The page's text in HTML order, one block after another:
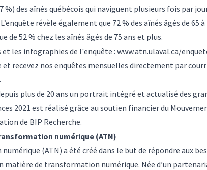
%) des aînés québécois qui naviguent plusieurs fois par
révèle également que 72 % des aînés âgés de
de 52 % chez les aînés âgés de 75 ans et plus.
les infographies de l'enquête : www.atn.ulaval.ca/
recevez nos enquêtes mensuelles directement par
plus de 20 ans un portrait intégré et actualisé des
2021 est réalisé grâce au soutien financier du
de BIP Recherche.
numérique (ATN)
(ATN) a été créé dans le but de répondre aux
matière de transformation numérique. Née d’un